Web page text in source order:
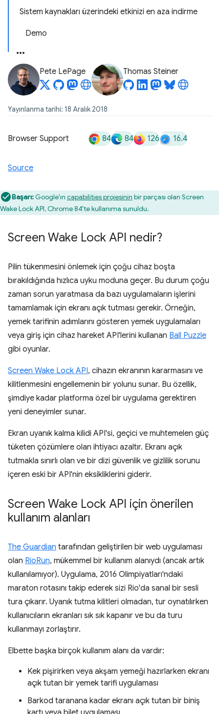
Sistem kaynakları üzerindeki etkinizi en aza indirme
Demo
Pete LePage Thomas Steiner
Yayınlanma tarihi: 18 Aralık 2018
Browser Support 84 84 126 16.4
Source
Başarı:Google'ın capabilities projesinin bir parçası olan Screen
Wake Lock API, Chrome 84'te kullanıma sunuldu.
Screen Wake Lock API nedir?
Pilin tükenmesini önlemek için çoğu cihaz boşta
bırakıldığında hızlıca uyku moduna geçer. Bu durum çoğu
zaman sorun yaratmasa da bazı uygulamaların işlerini
tamamlamak için ekranı açık tutması gerekir. Örneğin,
yemek tarifinin adımlarını gösteren yemek uygulamaları
veya giriş için cihaz hareket API'lerini kullanan Ball Puzzle
gibi oyunlar.
Screen Wake Lock API, cihazın ekranının kararmasını ve
kilitlenmesini engellemenin bir yolunu sunar. Bu özellik,
şimdiye kadar platforma özel bir uygulama gerektiren
yeni deneyimler sunar.
Ekran uyanık kalma kilidi API'si, geçici ve muhtemelen güç
tüketen çözümlere olan ihtiyacı azaltır. Ekranı açık
tutmakla sınırlı olan ve bir dizi güvenlik ve gizlilik sorunu
içeren eski bir API'nin eksikliklerini giderir.
Screen Wake Lock API için önerilen
kullanım alanları
The Guardian tarafından geliştirilen bir web uygulaması
olan RioRun, mükemmel bir kullanım alanıydı (ancak artık
kullanılamıyor). Uygulama, 2016 Olimpiyatları'ndaki
maraton rotasını takip ederek sizi Rio'da sanal bir sesli
tura çıkarır. Uyanık tutma kilitleri olmadan, tur oynatılırken
kullanıcıların ekranları sık sık kapanır ve bu da turu
kullanmayı zorlaştırır.
Elbette başka birçok kullanım alanı da vardır:
Kek pişirirken veya akşam yemeği hazırlarken ekranı
açık tutan bir yemek tarifi uygulaması
Barkod taranana kadar ekranı açık tutan bir biniş